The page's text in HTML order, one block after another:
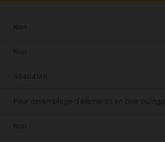
Non
Non
99404146
Pour assemblage d'éléments en bois ou
Non